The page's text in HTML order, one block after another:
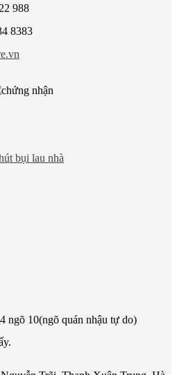
988
8383
bụi lau nhà
ngõ 10(ngõ quán nhậu tự do)